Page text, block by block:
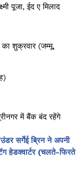
पूजा, ईद ए मिलाद
शुक्रवार (जम्मू,
में बैंक बंद रहेंगे
सर्गेई ब्रिन ने अपनी
हेडक्वार्टर (चलते-फिरते